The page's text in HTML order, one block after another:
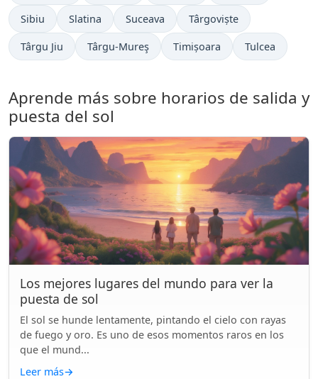
Sibiu Slatina Suceava Târgoviște
Târgu Jiu Târgu-Mureş Timișoara Tulcea
Aprende más sobre horarios de salida y
puesta del sol
Los mejores lugares del mundo para ver la
puesta de sol
El sol se hunde lentamente, pintando el cielo con rayas
de fuego y oro. Es uno de esos momentos raros en los
que el mund...
Leer más→